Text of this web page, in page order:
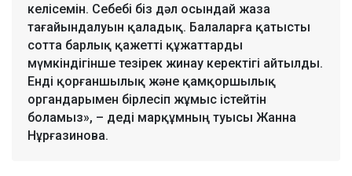
келісемін. Себебі біз дәл осындай жаза
тағайындалуын қаладық. Балаларға қатысты
сотта барлық қажетті құжаттарды
мүмкіндігінше тезірек жинау керектігі айтылды.
Енді қорғаншылық және қамқоршылық
органдарымен бірлесіп жұмыс істейтін
боламыз», – деді марқұмның туысы Жанна
Нұрғазинова.